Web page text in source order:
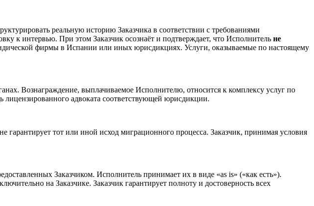
реальную историю Заказчика в соответствии с требованиями
к интервью. При этом Заказчик осознаёт и подтверждает, что Исполнитель не
фирмы в Испании или иных юрисдикциях. Услуги, оказываемые по настоящему
Вознаграждение, выплачиваемое Исполнителю, относится к комплексу услуг по
лицензированного адвоката соответствующей юрисдикции.
тот или иной исход миграционного процесса. Заказчик, принимая условия
Заказчиком. Исполнитель принимает их в виде «as is» («как есть»).
на Заказчике. Заказчик гарантирует полноту и достоверность всех